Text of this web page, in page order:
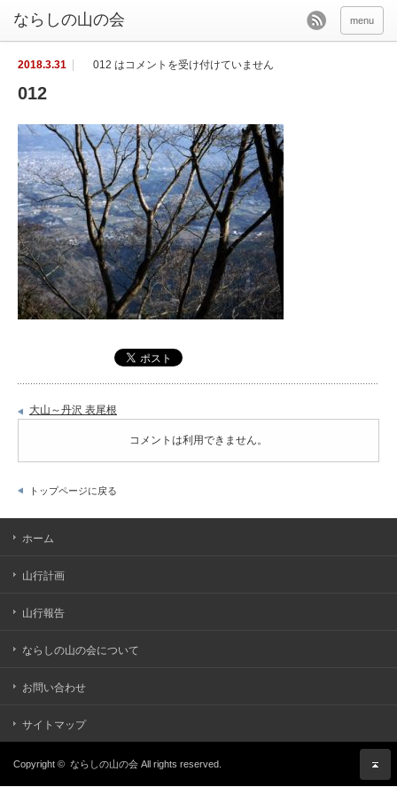
menu
2018.3.31 012 はコメントを受け付けていません
012
大山～丹沢 表尾根
コメントは利用できません。
トップページに戻る
ホーム
山行計画
山行報告
ならしの山の会について
お問い合わせ
サイトマップ
Copyright © ならしの山の会 All rights reserved.